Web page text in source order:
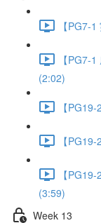
【PG7-
【PG7-
(2:02)
【
【
【
(3:59)
Week 13